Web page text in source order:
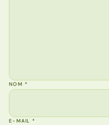
NOM*
E-MAIL*